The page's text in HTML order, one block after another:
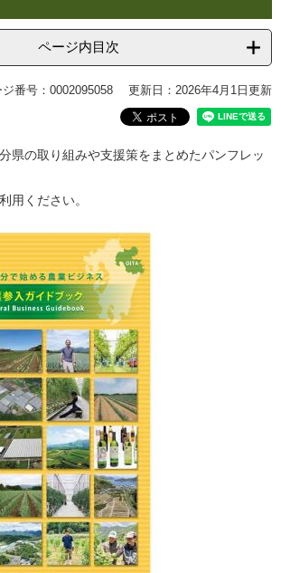
ページ内目次
番号：0002095058 更新日：2026年4月1日更新
県の取り組みや支援策をまとめたパンフレッ
用ください。